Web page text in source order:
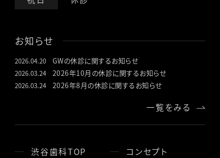
お知らせ
2026.04.20 GWの休診に関するお知らせ
2026.03.24 2026年10月の休診に関するお知らせ
2026.03.24 2026年8月の休診に関するお知らせ
一覧をみる
渋谷歯科TOP
コンセプト